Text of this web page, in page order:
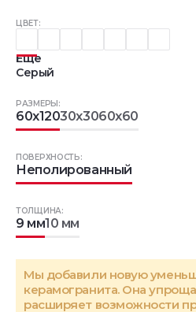
ЦВЕТ:
Еще
Серый
РАЗМЕРЫ:
60x12030x3060x60
ТОЛЩИНА:
9 мм10 мм
ПОВЕРХНОСТЬ:
Неполированный
Мы добавили новую
керамогранита. Она
расширяет возможности